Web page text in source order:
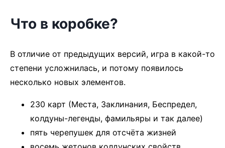
Что в коробке?
В отличие от предыдущих версий, игра в какой-то
степени усложнилась, и потому появилось
несколько новых элементов.
230 карт (Места, Заклинания, Беспредел,
колдуны-легенды, фамильяры и так далее)
пять черепушек для отсчёта жизней